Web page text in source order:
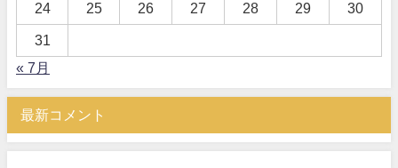
24 25 26 27 28 29 30
31
« 7月
最新コメント